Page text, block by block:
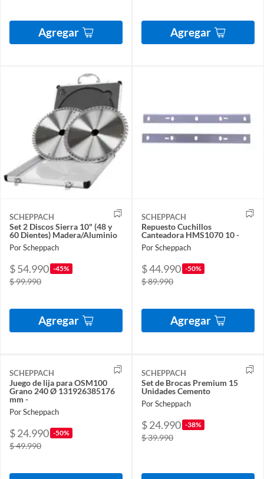
Agregar Agregar
SCHEPPACH
Set 2 Discos Sierra 10" (48 y
60 Dientes) Madera/Aluminio
Por Scheppach
$ 54.990 -45%
$ 99.990
Agregar
SCHEPPACH
Repuesto Cuchillos
Canteadora HMS1070 10 -
Por Scheppach
$ 44.990 -50%
$ 89.990
Agregar
SCHEPPACH
Juego de lija para OSM100
Grano 240 Ø 131926385176
mm -
Por Scheppach
$ 24.990 -50%
$ 49.990
SCHEPPACH
Set de Brocas Premium 15
Unidades Cemento
Por Scheppach
$ 24.990 -38%
$ 39.990